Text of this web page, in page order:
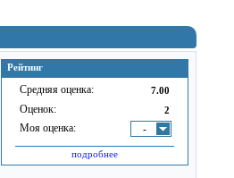
Рейтинг
Средняя оценка: 7.00
Оценок: 2
Моя оценка: -
подробнее